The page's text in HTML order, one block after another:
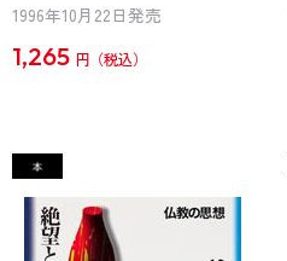
1996年10月22日発売
1,265 円